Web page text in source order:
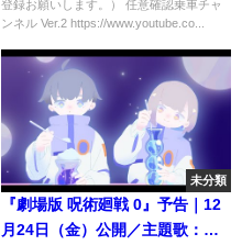
登録お願いします。） 任意確認乗車チャ
ンネル Ver.2 https://www.youtube.co...
未分類
『劇場版 呪術廻戦 0』予告｜12
月24日（金）公開／主題歌：